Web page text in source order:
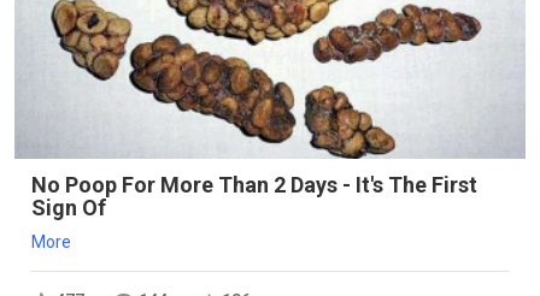
No Poop For More Than 2 Days - It's The First
Sign Of
More